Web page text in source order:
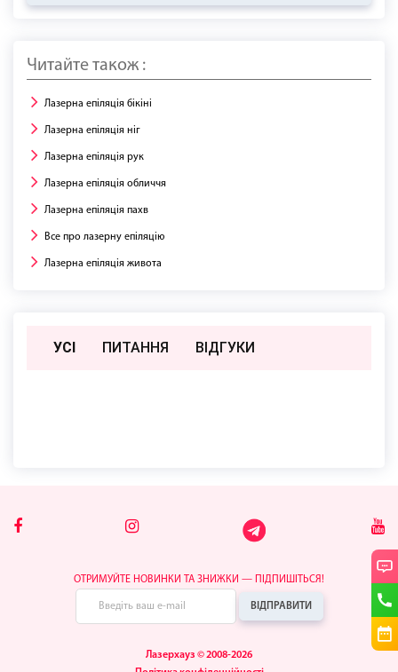
Читайте також :
Лазерна епіляція бікіні
Лазерна епіляція ніг
Лазерна епіляція рук
Лазерна епіляція обличчя
Лазерна епіляція пахв
Все про лазерну епіляцію
Лазерна епіляція живота
УСІ ПИТАННЯ ВIДГУКИ
ОТРИМУЙТЕ НОВИНКИ ТА ЗНИЖКИ — ПІДПИШІТЬСЯ!
ВІДПРАВИТИ
Лазерхауз © 2008-2026